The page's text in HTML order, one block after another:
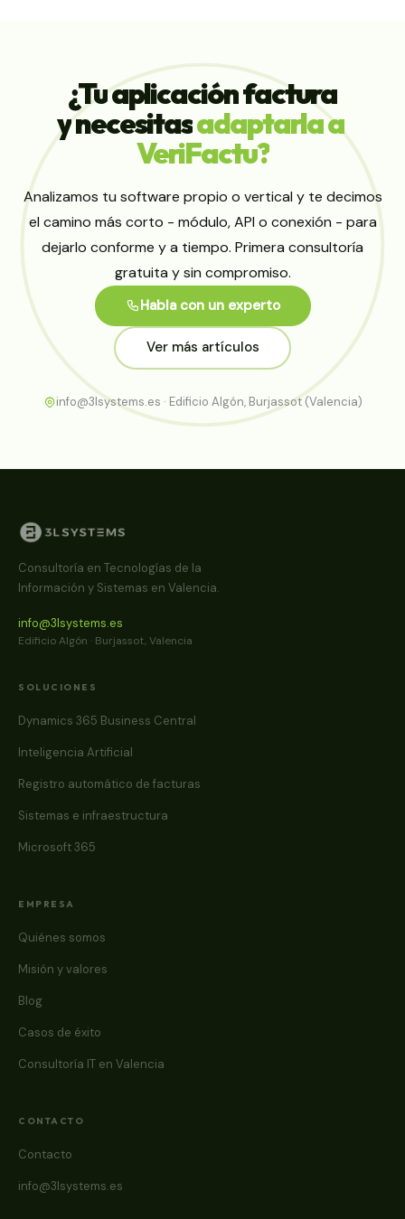
¿Tuaplicaciónfactura
ynecesitasadaptarlaa
VeriFactu?
Analizamos tu software propio o vertical y te decimos
el camino más corto - módulo, API o conexión - para
dejarlo conforme y a tiempo. Primera consultoría
gratuita y sin compromiso.
Habla con un experto
Ver más artículos
info@3lsystems.es · Edificio Algón, Burjassot (Valencia)
Consultoría en Tecnologías de la
Información y Sistemas en Valencia.
info@3lsystems.es
Edificio Algón · Burjassot, Valencia
SOLUCIONES
Dynamics 365 Business Central
Inteligencia Artificial
Registro automático de facturas
Sistemas e infraestructura
Microsoft 365
EMPRESA
Quiénes somos
Misión y valores
Blog
Casos de éxito
Consultoría IT en Valencia
CONTACTO
Contacto
info@3lsystems.es